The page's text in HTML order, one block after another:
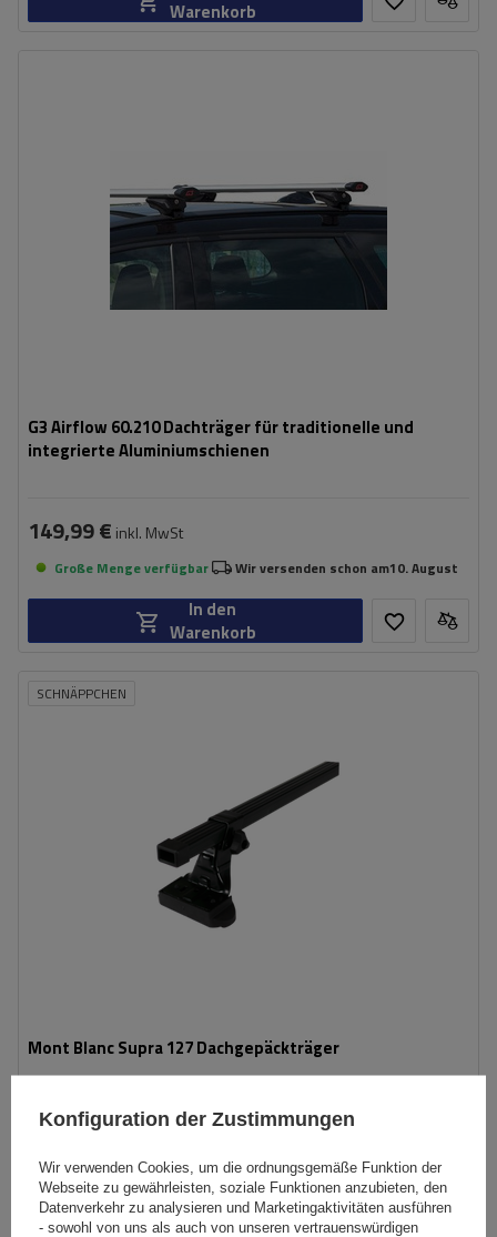
Warenkorb
G3 Airflow 60.210 Dachträger für traditionelle und
integrierte Aluminiumschienen
149,99 € inkl. MwSt
Große Menge verfügbar Wir versenden schon am10. August
In den
Warenkorb
SCHNÄPPCHEN
Mont Blanc Supra 127 Dachgepäckträger
79,99 €inkl. MwSt
Normaler Preis:139,00 €inkl. MwSt -42%
Große Menge verfügbar
Wir versenden schon am 10. August
Konfiguration der Zustimmungen
Wir verwenden Cookies, um die ordnungsgemäße Funktion der
Webseite zu gewährleisten, soziale Funktionen anzubieten, den
Datenverkehr zu analysieren und Marketingaktivitäten ausführen
- sowohl von uns als auch von unseren vertrauenswürdigen